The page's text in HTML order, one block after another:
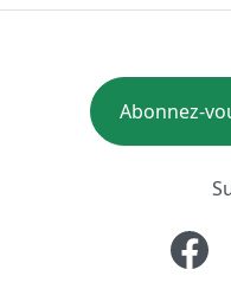
Abonnez-